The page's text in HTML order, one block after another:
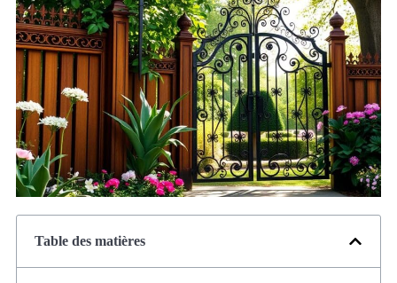
Table des matières